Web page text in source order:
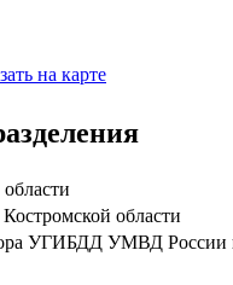
на карте
области
УГИБДД УМВД России